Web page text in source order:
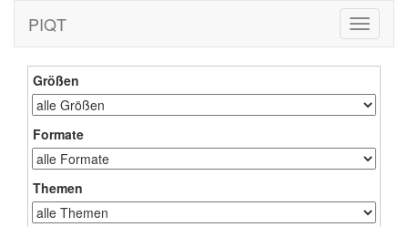
Toggle
PIQT
Größen
Formate
Themen